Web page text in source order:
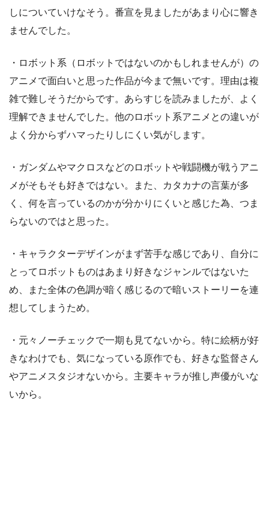
しについていけなそう。番宣を見ましたがあまり心に響き
ませんでした。
・ロボット系（ロボットではないのかもしれませんが）の
アニメで面白いと思った作品が今まで無いです。理由は複
雑で難しそうだからです。あらすじを読みましたが、よく
理解できませんでした。他のロボット系アニメとの違いが
よく分からずハマったりしにくい気がします。
・ガンダムやマクロスなどのロボットや戦闘機が戦うアニ
メがそもそも好きではない。また、カタカナの言葉が多
く、何を言っているのかが分かりにくいと感じた為、つま
らないのではと思った。
・キャラクターデザインがまず苦手な感じであり、自分に
とってロボットものはあまり好きなジャンルではないた
め、また全体の色調が暗く感じるので暗いストーリーを連
想してしまうため。
・元々ノーチェックで一期も見てないから。特に絵柄が好
きなわけでも、気になっている原作でも、好きな監督さん
やアニメスタジオないから。主要キャラが推し声優がいな
いから。